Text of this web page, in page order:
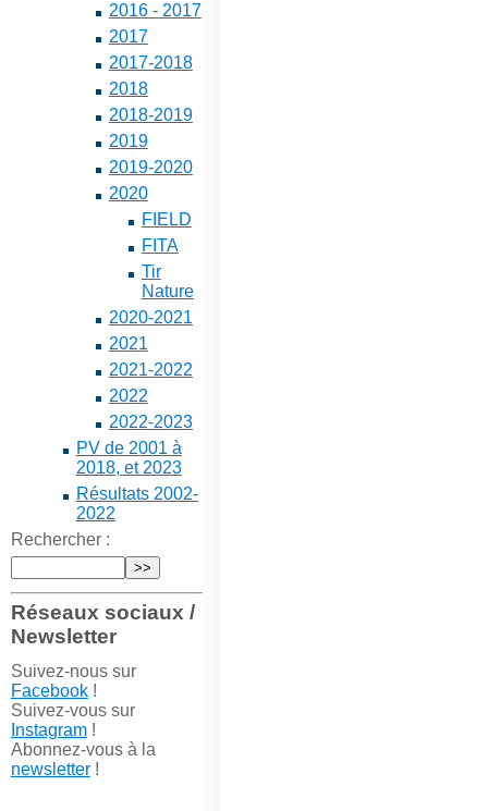
2016 - 2017
2017
2017-2018
2018
2018-2019
2019
2019-2020
2020
FIELD
FITA
Tir
Nature
2020-2021
2021
2021-2022
2022
2022-2023
PV de 2001 à
2018, et 2023
Résultats 2002-
2022
Rechercher :
Réseaux sociaux /
Newsletter
Suivez-nous sur
Facebook!
Suivez-vous sur
Instagram!
Abonnez-vous à la
newsletter!